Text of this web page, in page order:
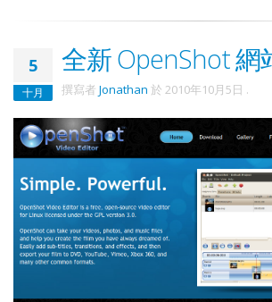
5
十月
全新 OpenShot 網
撰寫者 Jonathan 於 2010年10月5日 .